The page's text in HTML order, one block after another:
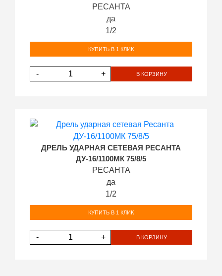
РЕСАНТА
да
1/2
КУПИТЬ В 1 КЛИК
- + В КОРЗИНУ
ДРЕЛЬ УДАРНАЯ СЕТЕВАЯ РЕСАНТА
ДУ-16/1100МК 75/8/5
РЕСАНТА
да
1/2
КУПИТЬ В 1 КЛИК
- + В КОРЗИНУ